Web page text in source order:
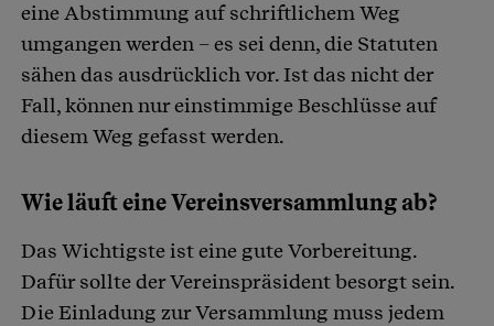
eine Abstimmung auf schriftlichem Weg
umgangen werden – es sei denn, die Statuten
sähen das ausdrücklich vor. Ist das nicht der
Fall, können nur einstimmige Beschlüsse auf
diesem Weg gefasst werden.
Wie läuft eine Vereinsversammlung ab?
Das Wichtigste ist eine gute Vorbereitung.
Dafür sollte der Vereinspräsident besorgt sein.
Die Einladung zur Versammlung muss jedem